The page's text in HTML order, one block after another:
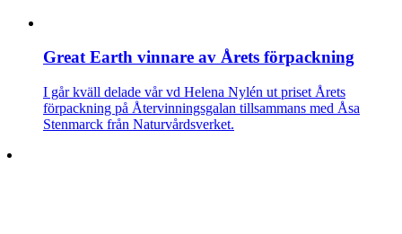
Great Earth vinnare av Årets förpackning
I går kväll delade vår vd Helena Nylén ut priset Årets
förpackning på Återvinningsgalan tillsammans med Åsa
Stenmarck från Naturvårdsverket.